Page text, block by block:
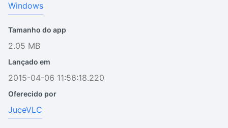
Windows
Tamanho do app
2.05 MB
Lançado em
2015-04-06 11:56:18.220
Oferecido por
JuceVLC